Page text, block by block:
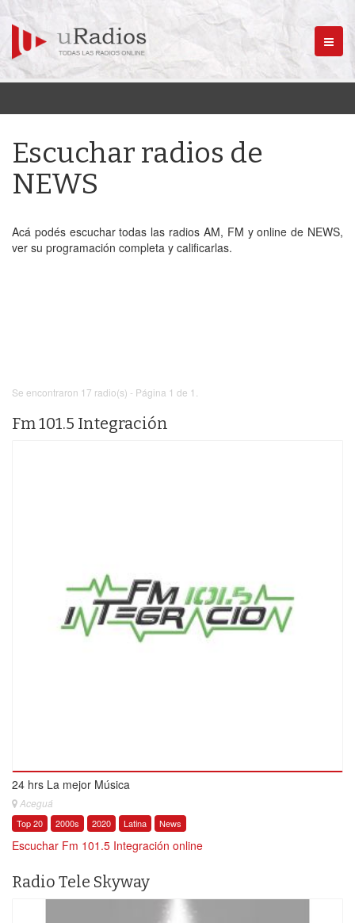
Menú
Escuchar radios de
NEWS
Acá podés escuchar todas las radios AM, FM y online de NEWS,
ver su programación completa y calificarlas.
Se encontraron 17 radio(s) - Página 1 de 1.
Fm 101.5 Integración
24 hrs La mejor Música
Aceguá
Top 20 2000s 2020 Latina News
Escuchar Fm 101.5 Integración online
Radio Tele Skyway